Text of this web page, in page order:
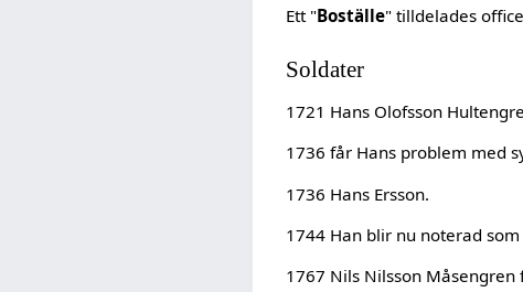
Ett "Boställe" tilldelades
Soldater
1721 Hans Olofsson
1736 får Hans problem med
1736 Hans Ersson.
1744 Han blir nu noterad
1767 Nils Nilsson